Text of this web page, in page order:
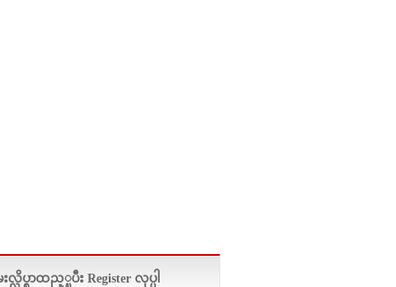
လိပ္စာထည့္ၿပီး Register လုပ္ပါ